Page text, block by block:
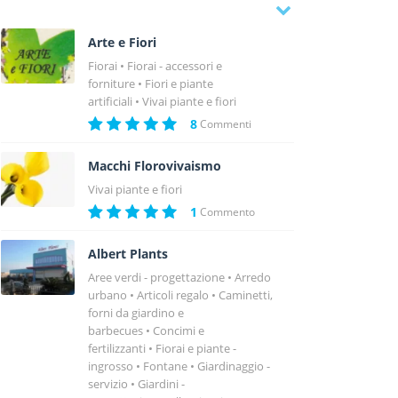
Arte e Fiori
Fiorai
Fiorai - accessori e
forniture
Fiori e piante
artificiali
Vivai piante e fiori
8Commenti
Macchi Florovivaismo
Vivai piante e fiori
1 Commento
Albert Plants
Aree verdi - progettazione
Arredo
urbano
Articoli regalo
Caminetti,
forni da giardino e
barbecues
Concimi e
fertilizzanti
Fiorai e piante -
ingrosso
Fontane
Giardinaggio -
servizio
Giardini -